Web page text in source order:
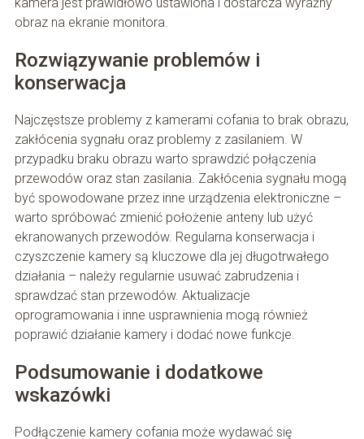
obraz na ekranie monitora.
Rozwiązywanie problemów i
konserwacja
Najczęstsze problemy z kamerami cofania to brak obrazu,
zakłócenia sygnału oraz problemy z zasilaniem. W
przypadku braku obrazu warto sprawdzić połączenia
przewodów oraz stan zasilania. Zakłócenia sygnału mogą
być spowodowane przez inne urządzenia elektroniczne –
warto spróbować zmienić położenie anteny lub użyć
ekranowanych przewodów. Regularna konserwacja i
czyszczenie kamery są kluczowe dla jej długotrwałego
działania – należy regularnie usuwać zabrudzenia i
sprawdzać stan przewodów. Aktualizacje
oprogramowania i inne usprawnienia mogą również
poprawić działanie kamery i dodać nowe funkcje.
Podsumowanie i dodatkowe
wskazówki
Podłączenie kamery cofania może wydawać się